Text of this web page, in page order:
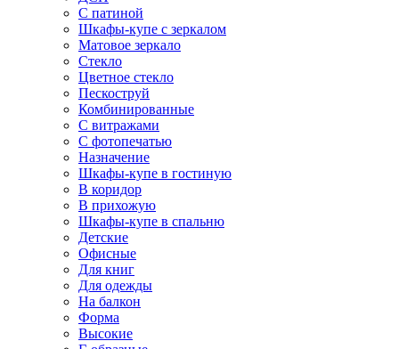
С патиной
Шкафы-купе с зеркалом
Матовое зеркало
Стекло
Цветное стекло
Пескоструй
Комбинированные
С витражами
С фотопечатью
Назначение
Шкафы-купе в гостиную
В коридор
В прихожую
Шкафы-купе в спальню
Детские
Офисные
Для книг
Для одежды
На балкон
Форма
Высокие